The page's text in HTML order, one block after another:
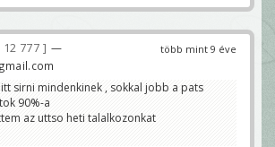
több mint 9 éve
12 777
—
sirni mindenkinek , sokkal jobb a pats
90%-a
az uttso heti talalkozonkat